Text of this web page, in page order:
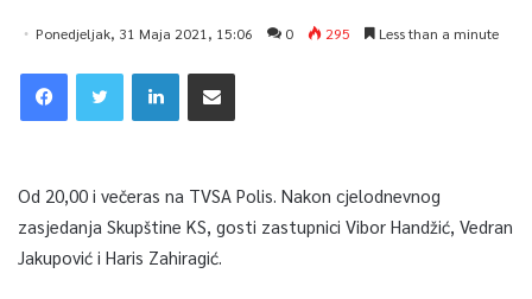
Ponedjeljak, 31 Maja 2021, 15:06 0 295 Less than a minute
Od 20,00 i večeras na TVSA Polis. Nakon cjelodnevnog
zasjedanja Skupštine KS, gosti zastupnici Vibor Handžić, Vedran
Jakupović i Haris Zahiragić.